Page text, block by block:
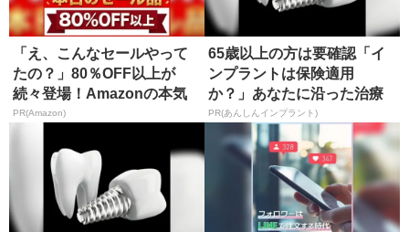
「え、こんなセールやって
たの？」80％OFF以上が
続々登場！Amazonの本気
が...
PR(Amazon)
65歳以上の方は要確認「イ
ンプラントは保険適用
か？」あなたに沿った治療
法や費用を...
PR(あんしんインプラント)